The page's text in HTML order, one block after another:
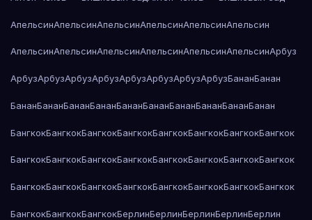
АпельсинАпельсинАпельсинАпельсинАпельсинАпельсин
АпельсинАпельсинАпельсинАпельсинАпельсинАпельсинАрбуз
АрбузАрбузАрбузАрбузАрбузАрбузАрбузАрбузБананБанан
БананБананБананБананБананБананБананБананБананБанан
БангкокБангкокБангкокБангкокБангкокБангкокБангкокБангкок
БангкокБангкокБангкокБангкокБангкокБангкокБангкокБангкок
БангкокБангкокБангкокБангкокБангкокБангкокБангкокБангкок
БангкокБангкокБангкокБерлинБерлинБерлинБерлинБерлин